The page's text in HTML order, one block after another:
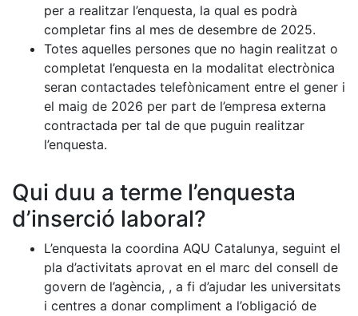
per a realitzar l’enquesta, la qual es podrà
completar fins al mes de desembre de 2025.
Totes aquelles persones que no hagin realitzat o
completat l’enquesta en la modalitat electrònica
seran contactades telefònicament entre el gener i
el maig de 2026 per part de l’empresa externa
contractada per tal de que puguin realitzar
l’enquesta.
Qui duu a terme l’enquesta
d’inserció laboral?
L’enquesta la coordina AQU Catalunya, seguint el
pla d’activitats aprovat en el marc del consell de
govern de l’agència, , a fi d’ajudar les universitats
i centres a donar compliment a l’obligació de